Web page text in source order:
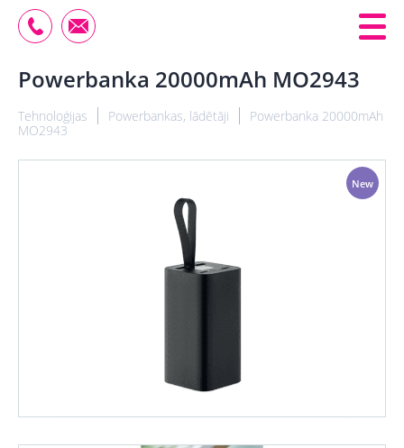
Powerbanka 20000mAh MO2943
Tehnoloģijas Powerbankas, lādētāji
Powerbanka 20000mAh
MO2943
New